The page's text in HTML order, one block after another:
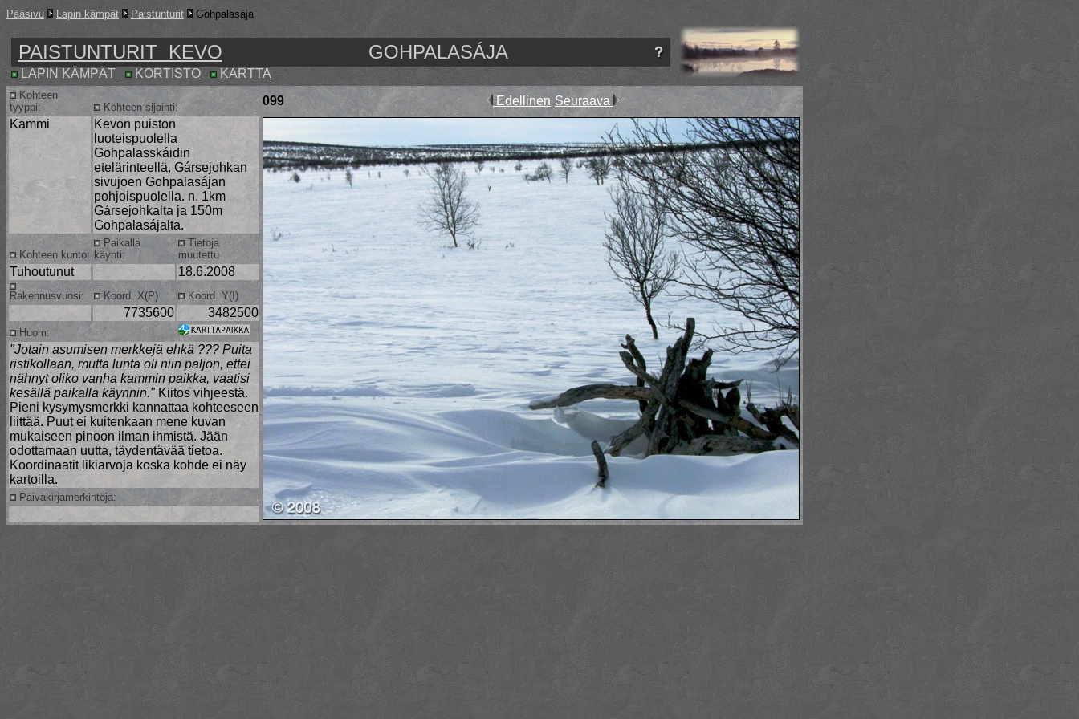
Pääsivu Lapin kämpät Paistunturit Gohpalasája
PAISTUNTURIT KEVO GOHPALASÁJA
LAPIN KÄMPÄT KORTISTO KARTTA
Kohteen
tyyppi:
Kohteen sijainti: 099 Edellinen Seuraava
Kammi
Kevon puiston
luoteispuolella
Gohpalasskáidin
etelärinteellä, Gársejohkan
sivujoen Gohpalasájan
pohjoispuolella. n. 1km
Gársejohkalta ja 150m
Gohpalasájalta.
Kohteen kunto:
Paikalla
käynti:
Tietoja
muutettu
Tuhoutunut 18.6.2008
Rakennusvuosi: Koord. X(P) Koord. Y(I)
7735600 3482500
Huom:
"Jotain asumisen merkkejä ehkä ??? Puita
ristikollaan, mutta lunta oli niin paljon, ettei
nähnyt oliko vanha kammin paikka, vaatisi
kesällä paikalla käynnin."Kiitos vihjeestä.
Pieni kysymysmerkki kannattaa kohteeseen
liittää. Puut ei kuitenkaan mene kuvan
mukaiseen pinoon ilman ihmistä. Jään
odottamaan uutta, täydentävää tietoa.
Koordinaatit likiarvoja koska kohde ei näy
kartoilla.
Päiväkirjamerkintöjä: